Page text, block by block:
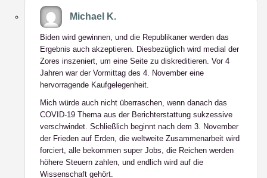
Michael K.
Biden wird gewinnen, und die Republikaner werden das
Ergebnis auch akzeptieren. Diesbezüglich wird medial der
Zores inszeniert, um eine Seite zu diskreditieren. Vor 4
Jahren war der Vormittag des 4. November eine
hervorragende Kaufgelegenheit.
Mich würde auch nicht überraschen, wenn danach das
COVID-19 Thema aus der Berichterstattung sukzessive
verschwindet. Schließlich beginnt nach dem 3. November
der Frieden auf Erden, die weltweite Zusammenarbeit wird
forciert, alle bekommen super Jobs, die Reichen werden
höhere Steuern zahlen, und endlich wird auf die
Wissenschaft gehört.